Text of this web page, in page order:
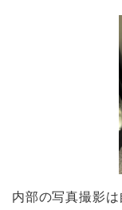
内部の写真撮影